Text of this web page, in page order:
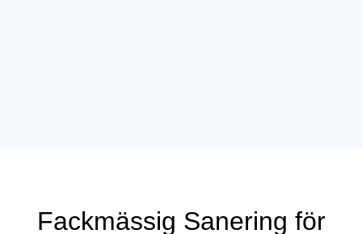
Fackmässig Sanering för